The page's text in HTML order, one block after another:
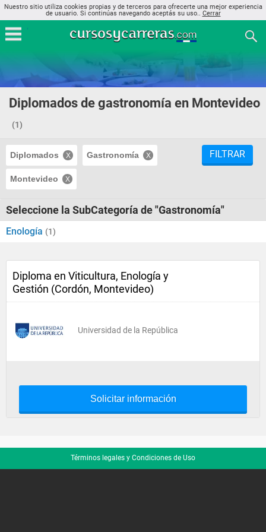
Nuestro sitio utiliza cookies propias y de terceros para ofrecerte una mejor experiencia
de usuario. Si continúas navegando aceptás su uso.. Cerrar
Diplomados de gastronomía en Montevideo
(1)
Diplomados Gastronomía
Montevideo
FILTRAR
Seleccione la SubCategoría de "Gastronomía"
Enología (1)
Diploma en Viticultura, Enología y
Gestión (Cordón, Montevideo)
Universidad de la República
Solicitar información
Términos legales y Condiciones de Uso